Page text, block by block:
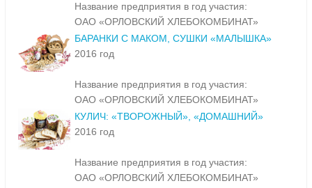
Название предприятия в год участия:
ОАО «ОРЛОВСКИЙ ХЛЕБОКОМБИНАТ»
БАРАНКИ С МАКОМ, СУШКИ «МАЛЫШКА»
2016 год
Название предприятия в год участия:
ОАО «ОРЛОВСКИЙ ХЛЕБОКОМБИНАТ»
КУЛИЧ: «ТВОРОЖНЫЙ», «ДОМАШНИЙ»
2016 год
Название предприятия в год участия:
ОАО «ОРЛОВСКИЙ ХЛЕБОКОМБИНАТ»